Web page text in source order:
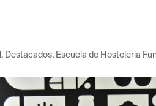
, Destacados, Escuela de Hostelería